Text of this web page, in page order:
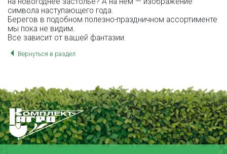
символа наступающего года.
Берегов в подобном полезно-праздничном ассортименте
мы пока не видим.
Все зависит от вашей фантазии.
Вернуться в раздел